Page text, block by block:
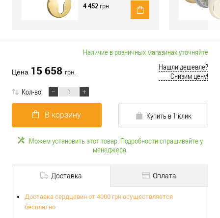
4 452 грн.
Наличие в розничных магазинах уточняйте
Цена 15 658 грн.
Нашли дешевле?
Снизим цену!
Кол-во:
В корзину Купить в 1 клик
Можем установить этот товар. Подробности спрашивайте у
менеджера.
Доставка Оплата
Доставка сердцевин от 4000 грн осуществляется
бесплатно